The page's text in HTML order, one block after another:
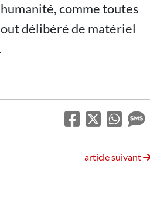
comme toutes
délibéré de matériel
article suivant